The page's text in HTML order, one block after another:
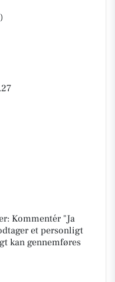
Kommentér "Ja
et personligt
kan gennemføres